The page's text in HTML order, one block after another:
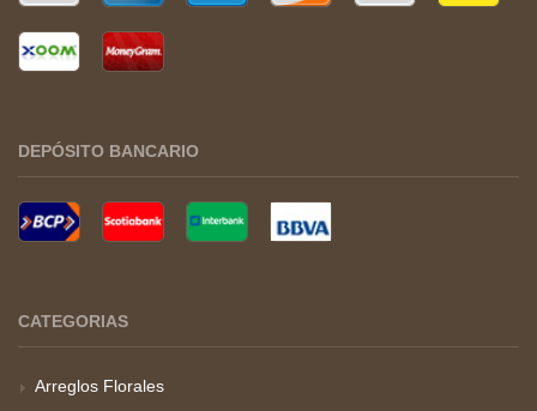
DEPÓSITO BANCARIO
CATEGORIAS
Arreglos Florales